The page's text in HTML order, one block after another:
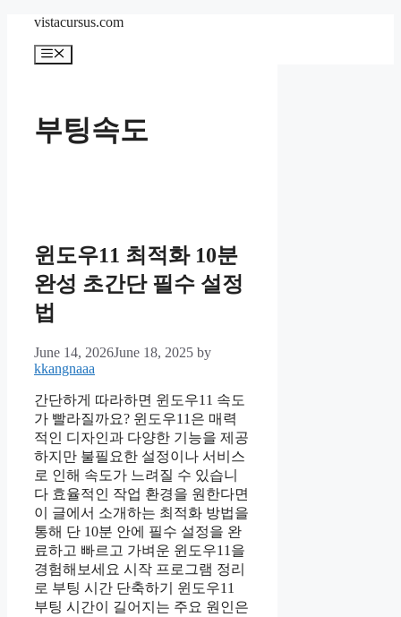
content
vistacursus.com
Menu
부팅속도
윈도우11 최적화 10분
완성 초간단 필수 설정
법
June 14, 2026June 18, 2025 by
kkangnaaa
간단하게 따라하면 윈도우11 속도
가 빨라질까요? 윈도우11은 매력
적인 디자인과 다양한 기능을 제공
하지만 불필요한 설정이나 서비스
로 인해 속도가 느려질 수 있습니
다 효율적인 작업 환경을 원한다면
이 글에서 소개하는 최적화 방법을
통해 단 10분 안에 필수 설정을 완
료하고 빠르고 가벼운 윈도우11을
경험해보세요 시작 프로그램 정리
로 부팅 시간 단축하기 윈도우11
부팅 시간이 길어지는 주요 원인은